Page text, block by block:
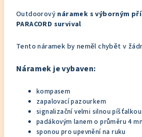
Outdoorový náramek s výborným
PARACORD survival
Tento náramek by neměl chybět v
Náramek je vybaven:
kompasem
zapalovací pazourkem
signalizační velmi silnou píšťalkou
padákovým lanem o průměru 4
sponou pro upevnění na ruku